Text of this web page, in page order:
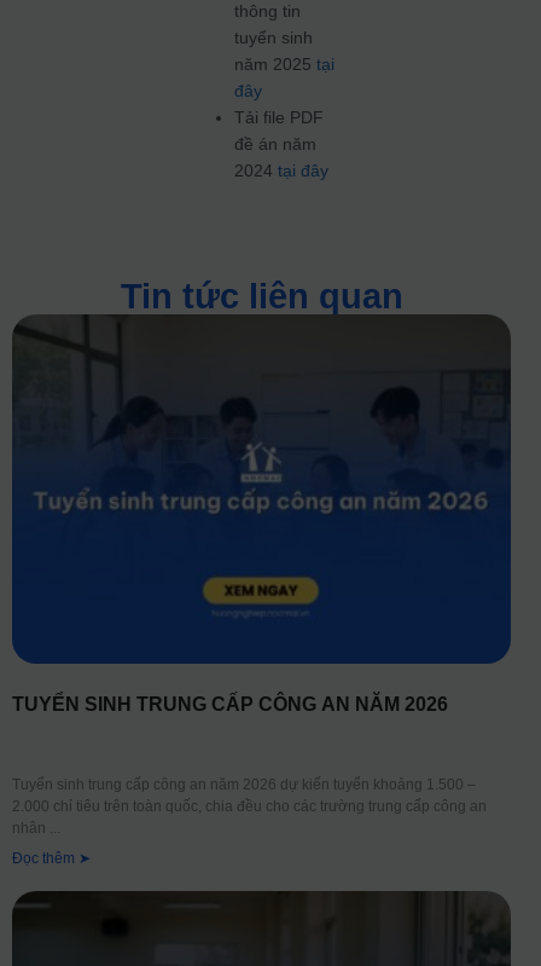
thông tin
tuyển sinh
năm 2025tại
đây
Tải file PDF
đề án năm
2024tại đây
Tin tức liên quan
TUYỂN SINH TRUNG CẤP CÔNG AN NĂM 2026
Tuyển sinh trung cấp công an năm 2026 dự kiến tuyển khoảng 1.500 –
2.000 chỉ tiêu trên toàn quốc, chia đều cho các trường trung cấp công an
nhân
Đọc thêm ➤